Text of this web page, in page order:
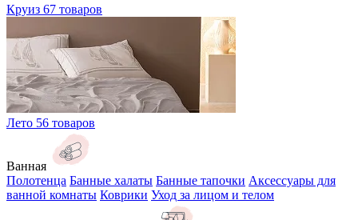
Круиз 67 товаров
Лето 56 товаров
Ванная
Полотенца Банные халаты Банные тапочки Аксессуары для
ванной комнаты Коврики Уход за лицом и телом